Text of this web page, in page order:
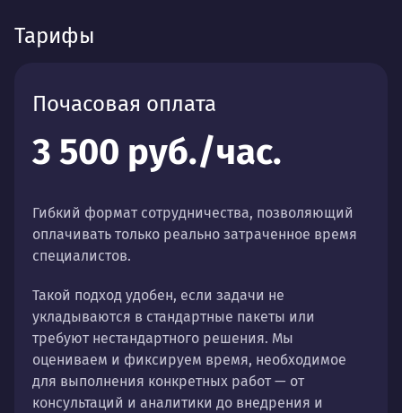
Тарифы
Почасовая оплата
3 500 руб./час.
Гибкий формат сотрудничества, позволяющий
оплачивать только реально затраченное время
специалистов.
Такой подход удобен, если задачи не
укладываются в стандартные пакеты или
требуют нестандартного решения. Мы
оцениваем и фиксируем время, необходимое
для выполнения конкретных работ — от
консультаций и аналитики до внедрения и